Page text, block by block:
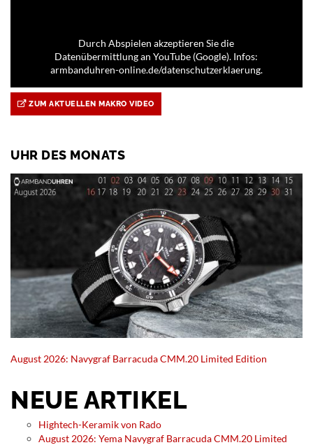
Durch Abspielen akzeptieren Sie die
Datenübermittlung an YouTube (Google). Infos:
armbanduhren-online.de/datenschutzerklaerung.
ZUM AKTUELLEN MAKRO VIDEO
UHR DES MONATS
August 2026: Navygraf Barracuda CMM.20 Limited Edition
NEUE ARTIKEL
Hightech-Keramik von Rado
August 2026: Yema Navygraf Barracuda CMM.20 Limited